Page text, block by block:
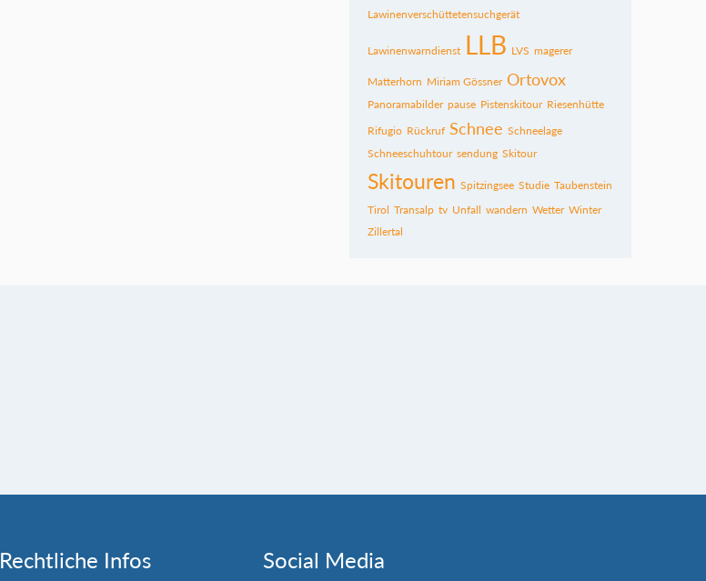
Lawinenverschüttetensuchgerät
Lawinenwarndienst LLB LVS magerer
Matterhorn Miriam Gössner Ortovox
Panoramabilder pause Pistenskitour Riesenhütte
Rifugio Rückruf Schnee Schneelage
Schneeschuhtour sendung Skitour
Skitouren Spitzingsee Studie Taubenstein
Tirol Transalp tv Unfall wandern Wetter Winter
Zillertal
Rechtliche Infos Social Media